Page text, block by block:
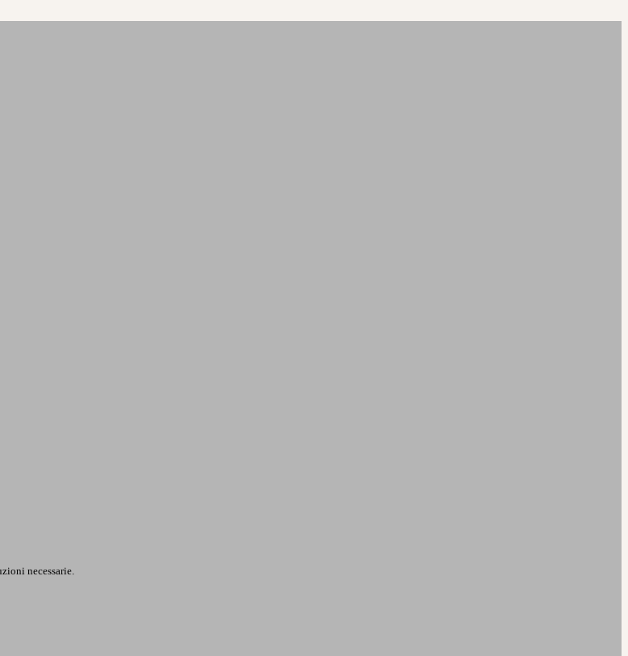
necessarie.